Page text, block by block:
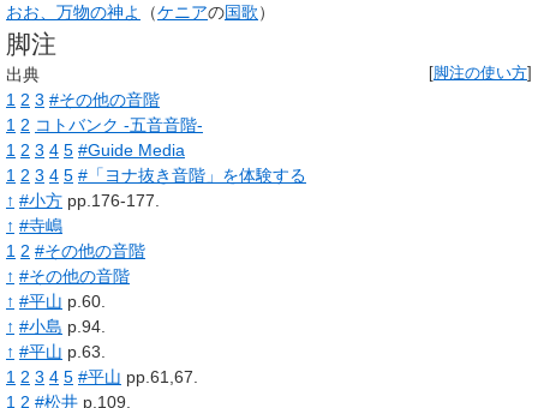
おお、万物の神よ
（ケニアの国歌）
脚注
脚注の使い方
出典
1 2 3 #その他の音階
1 2 コトバンク -五音音階-
1 2 3 4 5 #Guide Media
1 2 3 4 5 #「ヨナ抜き音階」を体験する
↑ #小方 pp.176-177.
↑ #寺嶋
1 2 #その他の音階
↑ #その他の音階
↑ #平山 p.60.
↑ #小島 p.94.
↑ #平山 p.63.
1 2 3 4 5 #平山 pp.61,67.
1 2 #松井 p.109.